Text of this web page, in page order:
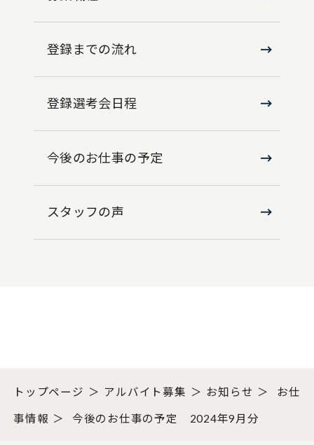
登録までの流れ
登録選考会日程
今後のお仕事の予定
スタッフの声
トップページ アルバイト募集 お知らせ お仕
事情報 今後のお仕事の予定 2024年9月分